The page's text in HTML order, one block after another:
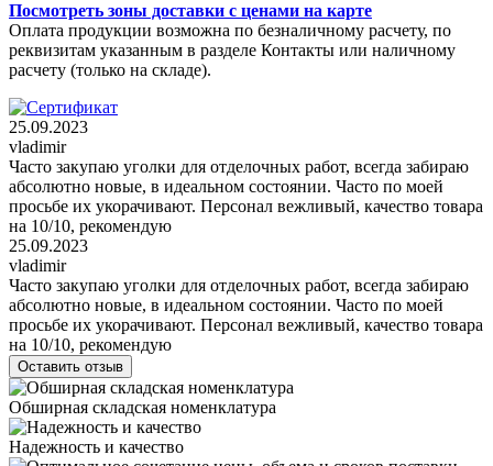
Посмотреть зоны доставки с ценами на карте
Оплата продукции возможна по безналичному расчету, по
реквизитам указанным в разделе Контакты или наличному
расчету (только на складе).
25.09.2023
vladimir
Часто закупаю уголки для отделочных работ, всегда забираю
абсолютно новые, в идеальном состоянии. Часто по моей
просьбе их укорачивают. Персонал вежливый, качество товара
на 10/10, рекомендую
25.09.2023
vladimir
Часто закупаю уголки для отделочных работ, всегда забираю
абсолютно новые, в идеальном состоянии. Часто по моей
просьбе их укорачивают. Персонал вежливый, качество товара
на 10/10, рекомендую
Оставить отзыв
Обширная складская номенклатура
Надежность и качество